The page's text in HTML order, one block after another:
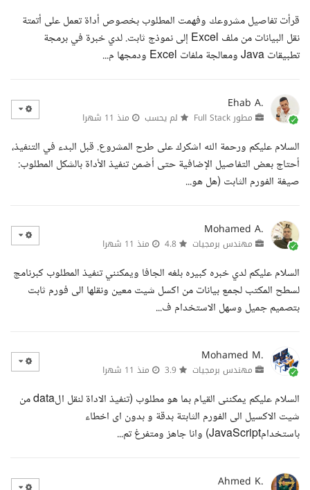
قرأت تفاصيل مشروعك وفهمت المطلوب بخصوص أداة تعمل على أتمتة
نقل البيانات من ملف Excel إلى نموذج ثابت. لدي خبرة في برمجة
تطبيقات Java ومعالجة ملفات Excel ودمجها م...
Ehab A.
مطور Full Stack لم يحسب منذ 11 شهرا
السلام عليكم ورحمة الله اشكرك على طرح المشروع. قبل البدء في التنفيذ،
أحتاج بعض التفاصيل الإضافية حتى أضمن تنفيذ الأداة بالشكل المطلوب:
صيغة الفورم الثابت (هل هو...
Mohamed A.
مهندس برمجيات منذ 11 شهرا
السلام عليكم لدي خبره كبيره بلغه الجافا ويمكنني تنفيذ المطلوب كبرنامج
لسطح المكتب لجمع بيانات من اكسل شيت معين ونقلها الى فورم ثابت
بتصميم جميل وسهل الاستخدام ف...
Mohamed M.
مهندس برمجيات منذ 11 شهرا
السلام عليكم يمكننى القيام بما هو مطلوب (تنفيذ الاداة لنقل الdata من
شيت الاكسيل الى الفورم الثابتة بدقة و بدون اى اخطاء
باستخدامJavaScript) وانا جاهز ومتفرغ تم...
Ahmed K.